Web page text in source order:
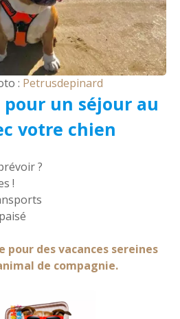
: Petrusdepinard
pour un séjour au
votre chien
?
!
pour des vacances sereines
de compagnie.